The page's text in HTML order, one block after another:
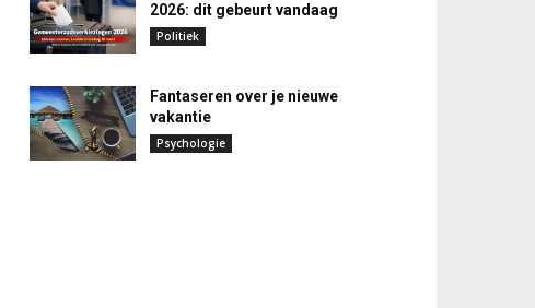
2026: dit gebeurt vandaag
Politiek
Fantaseren over je nieuwe
vakantie
Psychologie